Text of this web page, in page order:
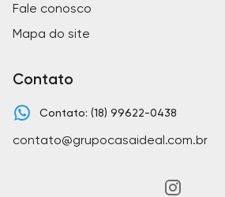
Fale conosco
Mapa do site
Contato
Contato: (18) 99622-0438
contato@grupocasaideal.com.br